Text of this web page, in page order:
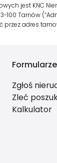
jest KNC
100 Tarnów
adres
Formularze
Zgłoś
Zleć
Kalkulator